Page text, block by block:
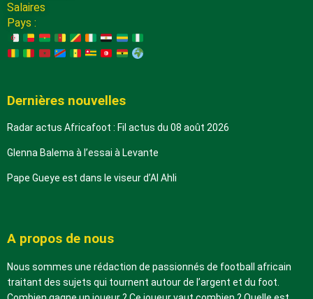
Salaires
Pays :
Dernières nouvelles
Radar actus Africafoot : Fil actus du 08 août 2026
Glenna Balema à l’essai à Levante
Pape Gueye est dans le viseur d’Al Ahli
A propos de nous
Nous sommes une rédaction de passionnés de football africain
traitant des sujets qui tournent autour de l’argent et du foot.